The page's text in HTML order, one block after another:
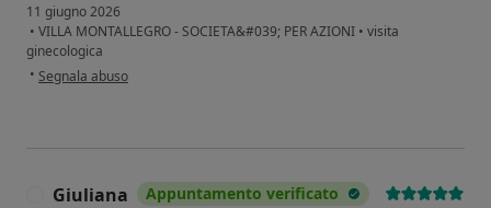
11 giugno 2026
• VILLA MONTALLEGRO - SOCIETA&#039; PER AZIONI • visita
ginecologica
• secondo l'opinione dell'utente S.T.
Segnala abuso
Giuliana Appuntamento verificato